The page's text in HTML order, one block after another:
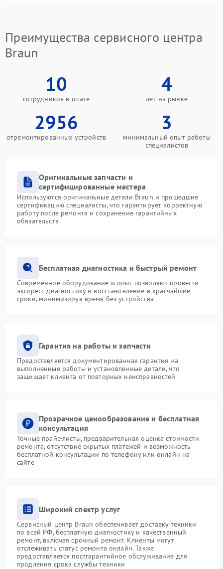
Преимущества сервисного центра
Braun
10
сотрудников в штате
4
лет на рынке
2956
отремонтированных устройств
3
минимальный опыт работы
специалистов
Оригинальные запчасти и
сертифицированные мастера
Используются оригинальные детали Braun и прошедшие
сертификацию специалисты, что гарантирует корректную
работу после ремонта и сохранение гарантийных
обязательств
Бесплатная диагностика и быстрый ремонт
Современное оборудование и опыт позволяют провести
экспресс-диагностику и восстановление в кратчайшие
сроки, минимизируя время без устройства
Гарантия на работы и запчасти
Предоставляется документированная гарантия на
выполненные работы и установленные детали, что
защищает клиента от повторных неисправностей
Прозрачное ценообразование и бесплатная
консультация
Точные прайс-листы, предварительная оценка стоимости
ремонта, отсутствие скрытых платежей и возможность
бесплатной консультации по телефону или онлайн на
сайте
Широкий спектр услуг
Сервисный центр Braun обеспечивает доставку техники
по всей РФ, бесплатную диагностику и качественный
ремонт, включая срочный ремонт. Клиенты могут
отслеживать статус ремонта онлайн. Также
предоставляется постгарантийное обслуживание для
продления срока службы техники